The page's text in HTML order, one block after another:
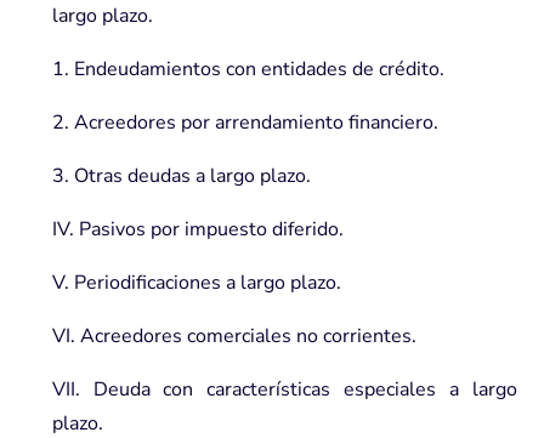
largo plazo.
1. Endeudamientos con entidades de crédito.
2. Acreedores por arrendamiento financiero.
3. Otras deudas a largo plazo.
IV. Pasivos por impuesto diferido.
V. Periodificaciones a largo plazo.
VI. Acreedores comerciales no corrientes.
VII. Deuda con características especiales a largo
plazo.